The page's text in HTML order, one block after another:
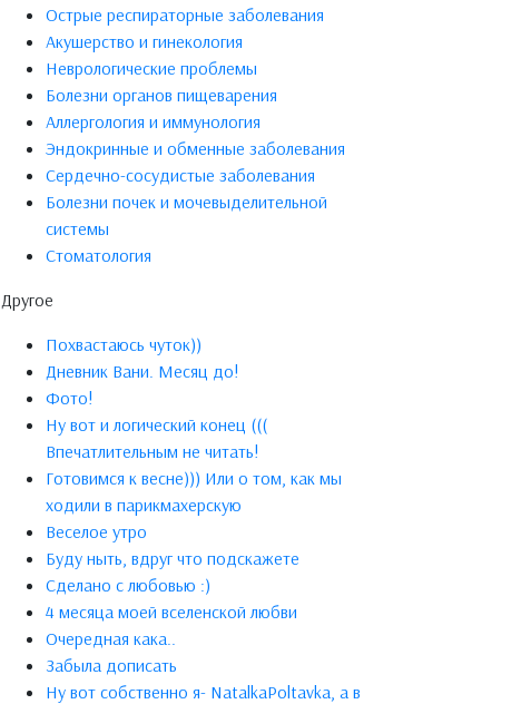
Острые респираторные заболевания
Акушерство и гинекология
Неврологические проблемы
Болезни органов пищеварения
Аллергология и иммунология
Эндокринные и обменные заболевания
Сердечно-сосудистые заболевания
Болезни почек и мочевыделительной
системы
Стоматология
Другое
Похвастаюсь чуток))
Дневник Вани. Месяц до!
Фото!
Ну вот и логический конец (((
Впечатлительным не читать!
Готовимся к весне))) Или о том, как мы
ходили в парикмахерскую
Веселое утро
Буду ныть, вдруг что подскажете
Сделано с любовью :)
4 месяца моей вселенской любви
Очередная кака..
Забыла дописать
Ну вот собственно я- NatalkaPoltavka, а в